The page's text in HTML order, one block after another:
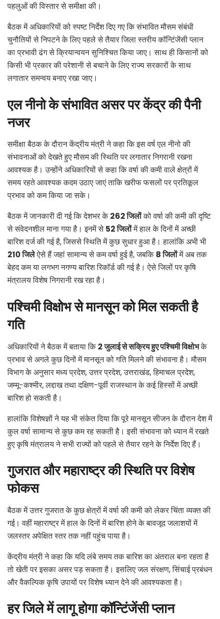
पहलुओं की विस्तार से समीक्षा की।
बैठक में अधिकारियों को स्पष्ट निर्देश दिए गए कि संभावित मौसम संबंधी
चुनौतियों से निपटने के लिए पहले से तैयार जिला स्तरीय कॉन्टिंजेंसी प्लान
का प्रभावी ढंग से क्रियान्वयन सुनिश्चित किया जाए। साथ ही किसानों को
किसी भी प्रकार की परेशानी से बचाने के लिए राज्य सरकारों के साथ
लगातार समन्वय बनाए रखा जाए।
एल नीनो के संभावित असर पर केंद्र की पैनी
नजर
समीक्षा बैठक के दौरान केंद्रीय मंत्री ने कहा कि इस वर्ष एल नीनो की
संभावनाओं को देखते हुए मौसम की स्थिति पर लगातार निगरानी रखना
आवश्यक है। उन्होंने अधिकारियों से कहा कि वर्षा की कमी वाले क्षेत्रों में
समय रहते आवश्यक कदम उठाए जाएं ताकि खरीफ फसलों पर प्रतिकूल
प्रभाव को कम किया जा सके।
बैठक में जानकारी दी गई कि देशभर के262जिलोंको वर्षा की कमी की दृष्टि
से संवेदनशील माना गया है। इनमें से 52जिलोंमें हाल के दिनों में अच्छी
बारिश दर्ज की गई है, जिससे स्थिति में कुछ सुधार हुआ है। हालांकि अभी भी
210जिलेऐसे हैं जहां सामान्य से कम वर्षा हुई है, जबकि8जिलोंमें अब तक
बेहद कम या लगभग नगण्य बारिश रिकॉर्ड की गई है। ऐसे जिलों पर कृषि
मंत्रालय विशेष निगरानी रख रहा है।
पश्चिमी विक्षोभ से मानसून को मिल सकती है
गति
अधिकारियों ने बैठक में बताया कि2जुलाई से सक्रिय हुए पश्चिमी विक्षोभके
प्रभाव से अगले कुछ दिनों में मानसून को गति मिलने की संभावना है। मौसम
विभाग के अनुसार मध्य प्रदेश, उत्तर प्रदेश, उत्तराखंड, हिमाचल प्रदेश,
जम्मू-कश्मीर, लद्दाख तथा दक्षिण-पूर्वी राजस्थान के कई हिस्सों में अच्छी
बारिश हो सकती है।
हालांकि विशेषज्ञों ने यह भी संकेत दिया कि पूरे मानसून सीजन के दौरान देश में
कुल वर्षा सामान्य से कुछ कम रह सकती है। इसी संभावना को ध्यान में रखते
हुए कृषि मंत्रालय ने सभी राज्यों को पहले से तैयार रहने के निर्देश दिए हैं।
गुजरात और महाराष्ट्र की स्थिति पर विशेष
फोकस
बैठक में उत्तर गुजरात के कुछ क्षेत्रों में वर्षा की कमी को लेकर चिंता व्यक्त की
गई। वहीं महाराष्ट्र में हाल के दिनों में बारिश होने के बावजूद जलाशयों में
जलस्तर अपेक्षित स्तर तक नहीं पहुंच पाया है।
केंद्रीय मंत्री ने कहा कि यदि लंबे समय तक बारिश का अंतराल बना रहता है
तो खेती पर इसका असर पड़ सकता है। इसलिए जल संरक्षण, सिंचाई प्रबंधन
और वैकल्पिक कृषि उपायों पर विशेष ध्यान देने की आवश्यकता है।
हर जिले में लागू होगा कॉन्टिंजेंसी प्लान